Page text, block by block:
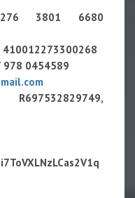
3801 6680
410012273300268
978 0454589